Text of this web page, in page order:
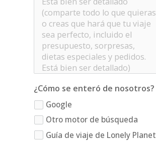
¿Cómo se enteró de nosotros?
Google
Otro motor de búsqueda
Guía de viaje de Lonely Planet